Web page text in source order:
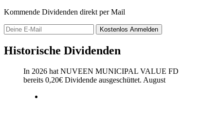
Kommende Dividenden direkt per Mail
Kostenlos Anmelden
Historische Dividenden
In 2026 hat NUVEEN MUNICIPAL VALUE FD
bereits 0,20€ Dividende ausgeschüttet. August